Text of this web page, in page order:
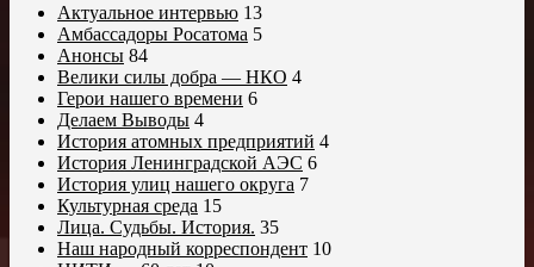
Актуальное интервью 13
Амбассадоры Росатома 5
Анонсы 84
Велики силы добра — НКО 4
Герои нашего времени 6
Делаем Выводы 4
История атомных предприятий 4
История Ленинградской АЭС 6
История улиц нашего округа 7
Культурная среда 15
Лица. Судьбы. История. 35
Наш народный корреспондент 10